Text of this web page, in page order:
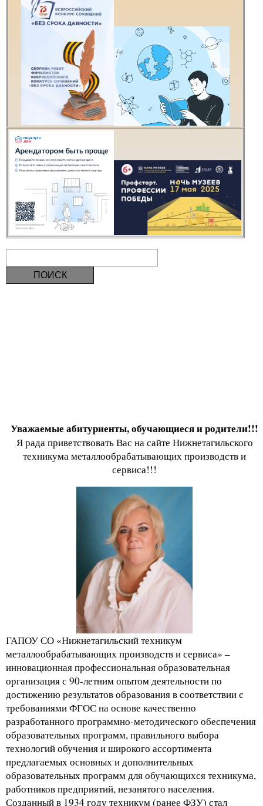
Уважаемые абитуриенты, обучающиеся и родители!!!
Я рада приветствовать Вас на сайте Нижнетагильского
техникума металлообрабатывающих производств и
сервиса!!!
ГАПОУ СО «Нижнетагильский техникум
металлообрабатывающих производств и сервиса» –
инновационная профессиональная образовательная
организация с 90-летним опытом деятельности по
достижению результатов образования в соответствии с
требованиями ФГОС на основе качественно
разработанного программно-методического обеспечения
образовательных программ, правильного выбора
технологий обучения и широкого ассортимента
предлагаемых основных и дополнительных
образовательных программ для обучающихся техникума,
работников предприятий, незанятого населения.
Созданный в 1934 году техникум (ранее ФЗУ) стал